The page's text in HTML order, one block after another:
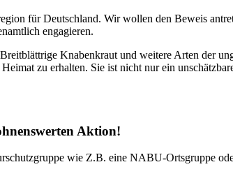
für Deutschland. Wir wollen den Beweis
engagieren.
Knabenkraut und weitere Arten der
zu erhalten. Sie ist nicht nur ein
Aktion!
wie Z.B. eine NABU-Ortsgruppe